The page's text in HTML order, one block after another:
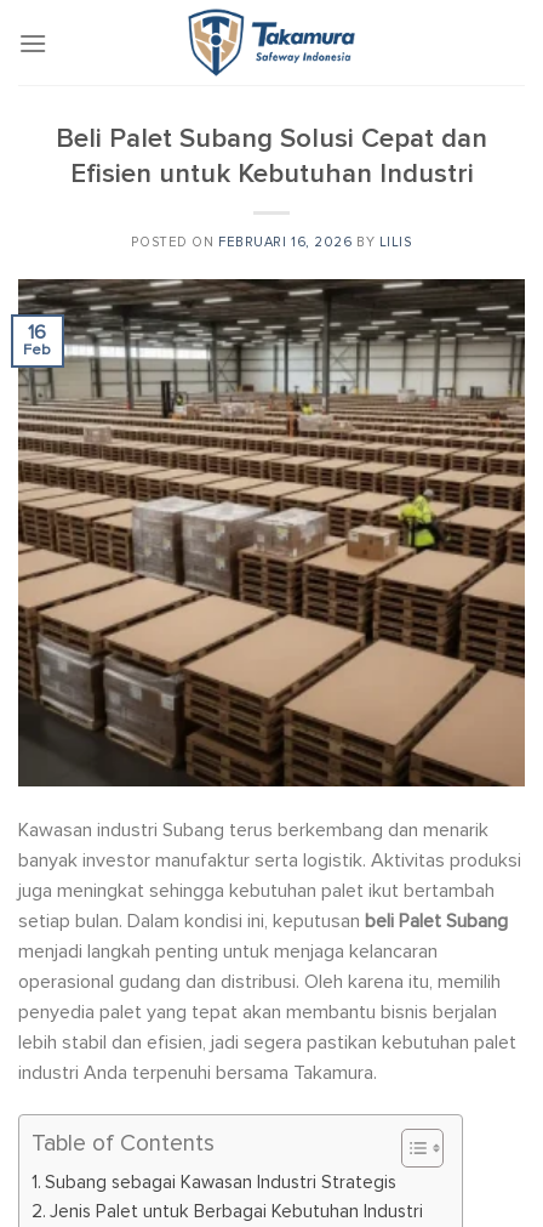
Beli Palet Subang Solusi Cepat dan
Efisien untuk Kebutuhan Industri
POSTED ON FEBRUARI 16, 2026 BY LILIS
16
Feb
Kawasan industri Subang terus berkembang dan menarik
banyak investor manufaktur serta logistik. Aktivitas produksi
juga meningkat sehingga kebutuhan palet ikut bertambah
setiap bulan. Dalam kondisi ini, keputusan beli Palet Subang
menjadi langkah penting untuk menjaga kelancaran
operasional gudang dan distribusi. Oleh karena itu, memilih
penyedia palet yang tepat akan membantu bisnis berjalan
lebih stabil dan efisien, jadi segera pastikan kebutuhan palet
industri Anda terpenuhi bersama Takamura.
Table of Contents
Subang sebagai Kawasan Industri Strategis
Jenis Palet untuk Berbagai Kebutuhan Industri